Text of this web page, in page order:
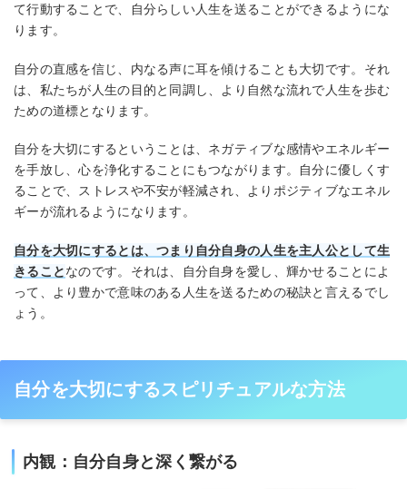
て行動することで、自分らしい人生を送ることができるようにな
ります。
自分の直感を信じ、内なる声に耳を傾けることも大切です。それ
は、私たちが人生の目的と同調し、より自然な流れで人生を歩む
ための道標となります。
自分を大切にするということは、ネガティブな感情やエネルギー
を手放し、心を浄化することにもつながります。自分に優しくす
ることで、ストレスや不安が軽減され、よりポジティブなエネル
ギーが流れるようになります。
自分を大切にするとは、つまり自分自身の人生を主人公として生
きることなのです。それは、自分自身を愛し、輝かせることによ
って、より豊かで意味のある人生を送るための秘訣と言えるでし
ょう。
自分を大切にするスピリチュアルな方法
内観：自分自身と深く繋がる